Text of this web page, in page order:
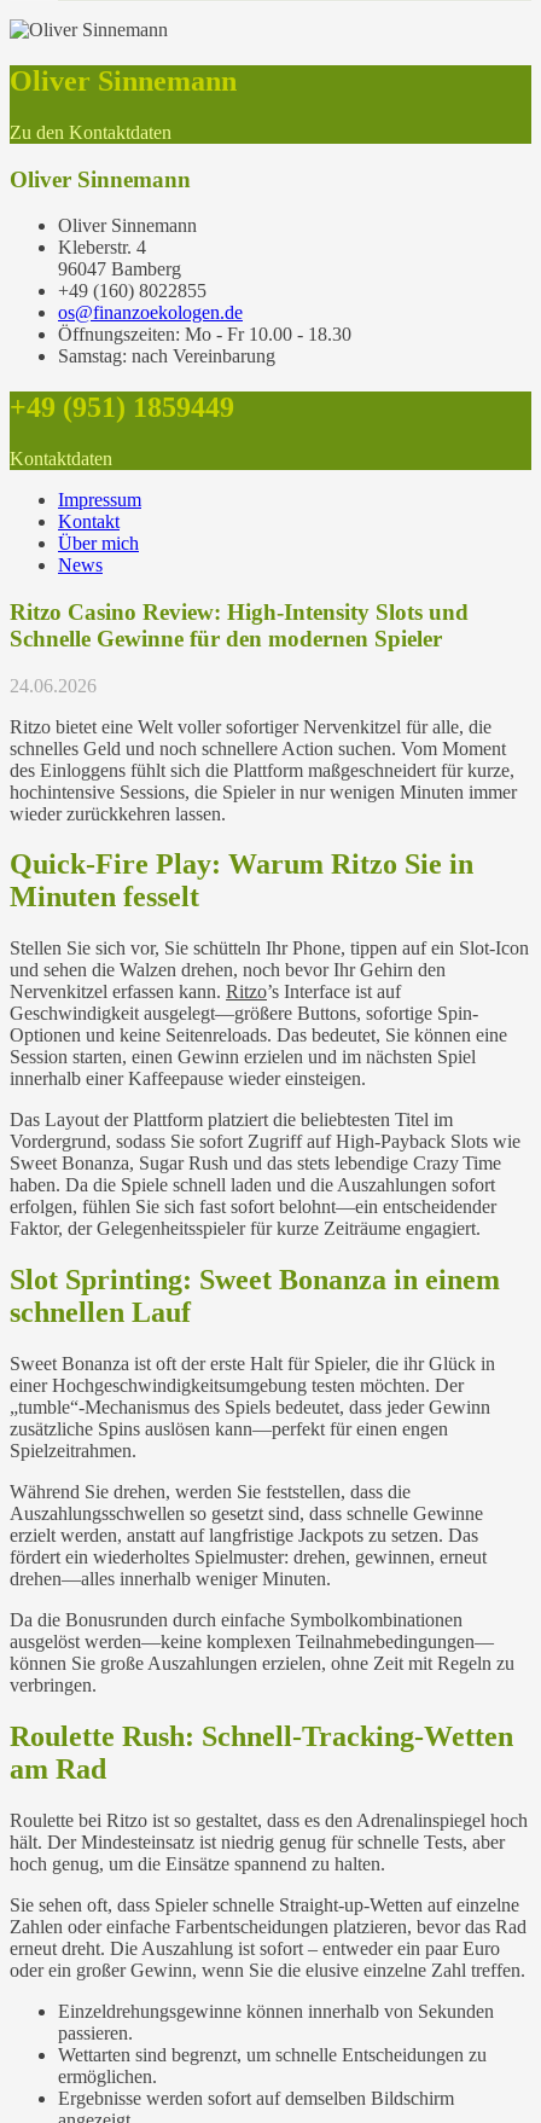
Oliver Sinnemann
Zu den Kontaktdaten
Oliver Sinnemann
Oliver Sinnemann
Kleberstr. 4
96047 Bamberg
+49 (160) 8022855
os@finanzoekologen.de
Öffnungszeiten: Mo - Fr 10.00 - 18.30
Samstag: nach Vereinbarung
+49 (951) 1859449
Kontaktdaten
Impressum
Kontakt
Über mich
News
Ritzo Casino Review: High‑Intensity Slots und
Schnelle Gewinne für den modernen Spieler
24.06.2026
Ritzo bietet eine Welt voller sofortiger Nervenkitzel für alle, die
schnelles Geld und noch schnellere Action suchen. Vom Moment
des Einloggens fühlt sich die Plattform maßgeschneidert für kurze,
hochintensive Sessions, die Spieler in nur wenigen Minuten immer
wieder zurückkehren lassen.
Quick‑Fire Play: Warum Ritzo Sie in
Minuten fesselt
Stellen Sie sich vor, Sie schütteln Ihr Phone, tippen auf ein Slot-Icon
und sehen die Walzen drehen, noch bevor Ihr Gehirn den
Nervenkitzel erfassen kann. Ritzo’s Interface ist auf
Geschwindigkeit ausgelegt—größere Buttons, sofortige Spin-
Optionen und keine Seitenreloads. Das bedeutet, Sie können eine
Session starten, einen Gewinn erzielen und im nächsten Spiel
innerhalb einer Kaffeepause wieder einsteigen.
Das Layout der Plattform platziert die beliebtesten Titel im
Vordergrund, sodass Sie sofort Zugriff auf High‑Payback Slots wie
Sweet Bonanza, Sugar Rush und das stets lebendige Crazy Time
haben. Da die Spiele schnell laden und die Auszahlungen sofort
erfolgen, fühlen Sie sich fast sofort belohnt—ein entscheidender
Faktor, der Gelegenheitsspieler für kurze Zeiträume engagiert.
Slot Sprinting: Sweet Bonanza in einem
schnellen Lauf
Sweet Bonanza ist oft der erste Halt für Spieler, die ihr Glück in
einer Hochgeschwindigkeitsumgebung testen möchten. Der
„tumble“-Mechanismus des Spiels bedeutet, dass jeder Gewinn
zusätzliche Spins auslösen kann—perfekt für einen engen
Spielzeitrahmen.
Während Sie drehen, werden Sie feststellen, dass die
Auszahlungsschwellen so gesetzt sind, dass schnelle Gewinne
erzielt werden, anstatt auf langfristige Jackpots zu setzen. Das
fördert ein wiederholtes Spielmuster: drehen, gewinnen, erneut
drehen—alles innerhalb weniger Minuten.
Da die Bonusrunden durch einfache Symbolkombinationen
ausgelöst werden—keine komplexen Teilnahmebedingungen—
können Sie große Auszahlungen erzielen, ohne Zeit mit Regeln zu
verbringen.
Roulette Rush: Schnell-Tracking-Wetten
am Rad
Roulette bei Ritzo ist so gestaltet, dass es den Adrenalinspiegel hoch
hält. Der Mindesteinsatz ist niedrig genug für schnelle Tests, aber
hoch genug, um die Einsätze spannend zu halten.
Sie sehen oft, dass Spieler schnelle Straight-up-Wetten auf einzelne
Zahlen oder einfache Farbentscheidungen platzieren, bevor das Rad
erneut dreht. Die Auszahlung ist sofort – entweder ein paar Euro
oder ein großer Gewinn, wenn Sie die elusive einzelne Zahl treffen.
Einzeldrehungsgewinne können innerhalb von Sekunden
passieren.
Wettarten sind begrenzt, um schnelle Entscheidungen zu
ermöglichen.
Ergebnisse werden sofort auf demselben Bildschirm